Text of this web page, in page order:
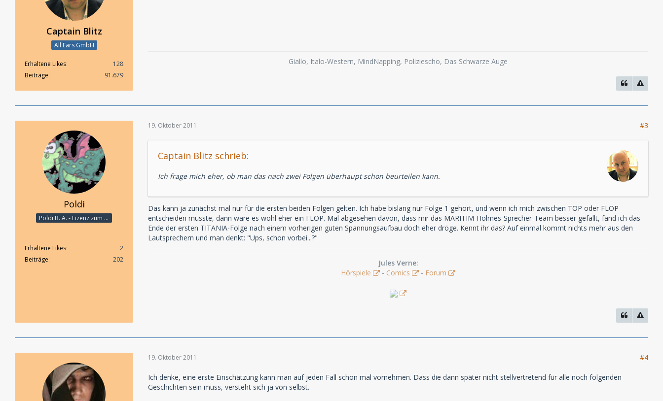
Captain Blitz
All Ears GmbH
Erhaltene Likes
128
Beiträge
91.679
Giallo, Italo-Western, MindNapping, Poliziescho, Das Schwarze Auge
Poldi
Poldi B. A. - Lizenz zum Rosenverteilen
Erhaltene Likes
2
Beiträge
202
19. Oktober 2011 #3
Captain Blitz schrieb:
Ich frage mich eher, ob man das nach zwei Folgen überhaupt schon beurteilen kann.
Das kann ja zunächst mal nur für die ersten beiden Folgen gelten. Ich habe bislang nur Folge 1 gehört, und wenn ich mich zwischen TOP oder FLOP
entscheiden müsste, dann wäre es wohl eher ein FLOP. Mal abgesehen davon, dass mir das MARITIM-Holmes-Sprecher-Team besser gefällt, fand ich das
Ende der ersten TITANIA-Folge nach einem vorherigen guten Spannungsaufbau doch eher dröge. Kennt ihr das? Auf einmal kommt nichts mehr aus den
Lautsprechern und man denkt: "Ups, schon vorbei...?"
Jules Verne:
Hörspiele
- Comics - Forum
19. Oktober 2011 #4
Ich denke, eine erste Einschätzung kann man auf jeden Fall schon mal vornehmen. Dass die dann später nicht stellvertretend für alle noch folgenden
Geschichten sein muss, versteht sich ja von selbst.